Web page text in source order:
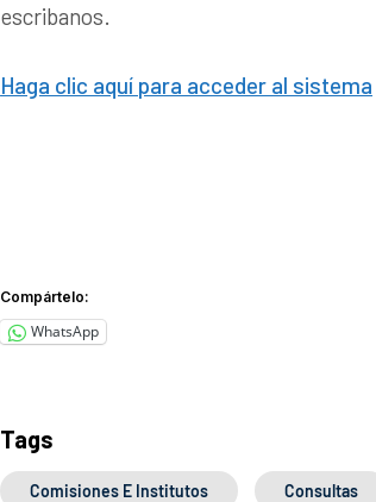
escribanos.
Haga clic aquí para acceder al sistema
Compártelo:
WhatsApp
Tags
Comisiones E Institutos Consultas